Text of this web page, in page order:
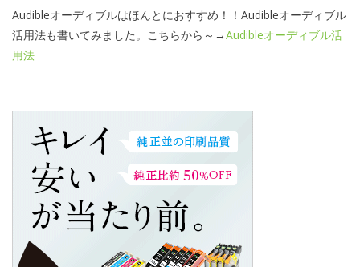
Audibleオーディブルはほんとにおすすめ！！Audibleオーディブル
活用法も書いてみました。こちらから～→Audibleオーディブル活
用法